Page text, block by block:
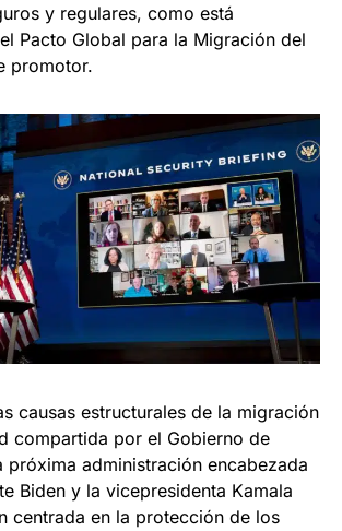
y regulares, como está
Pacto Global para la Migración del
promotor.
causas estructurales de la migración
compartida por el Gobierno de
próxima administración encabezada
Biden y la vicepresidenta Kamala
centrada en la protección de los